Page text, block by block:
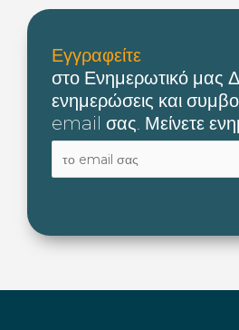
Εγγραφείτε
στο Ενημερωτικό μας
ενημερώσεις και
email σας. Μείνετε